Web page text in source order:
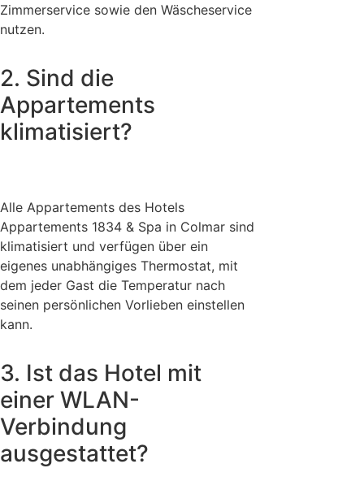
Zimmerservice sowie den Wäscheservice
nutzen.
2. Sind die
Appartements
klimatisiert?
Alle Appartements des Hotels
Appartements 1834 & Spa in Colmar sind
klimatisiert und verfügen über ein
eigenes unabhängiges Thermostat, mit
dem jeder Gast die Temperatur nach
seinen persönlichen Vorlieben einstellen
kann.
3. Ist das Hotel mit
einer WLAN-
Verbindung
ausgestattet?